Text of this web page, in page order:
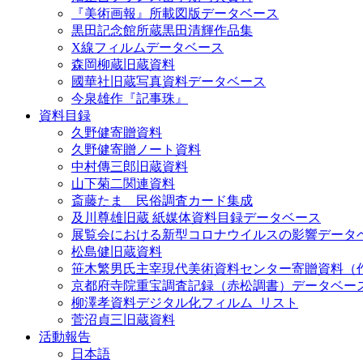
『美術画報』所載図版データベース
黒田記念館所蔵黒田清輝作品集
X線フィルムデータベース
森岡柳蔵旧蔵資料
國華社旧蔵写真資料データベース
今泉雄作『記事珠』
資料目録
久野健寄贈資料
久野健寄贈ノート資料
中村傳三郎旧蔵資料
山下菊二関連資料
斎藤たま 民俗調査カード集成
及川尊雄旧蔵 紙媒体資料目録データベース
展覧会における新型コロナウイルスの影響データ
松島健旧蔵資料
笹木繁男氏主宰現代美術資料センター寄贈資料（
京都府寺院重宝調査記録（赤松調書）データベー
柳澤孝資料デジタル化フィルム_リスト
菅沼貞三旧蔵資料
活動報告
日本語